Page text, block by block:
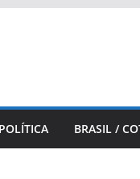
POLÍTICA BRASIL /